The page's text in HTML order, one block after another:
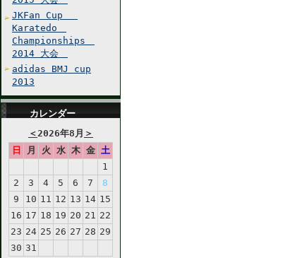
JKFan Cup
Karatedo
Championships
2014 大会
adidas BMJ cup
2013
カレンダー
＜ 2026年8月 ＞
日
月 火 水 木 金
土
1
2
3 4 5 6 7
8
9
10 11 12 13 14 15
16 17 18 19 20 21 22
23 24 25 26 27 28 29
30 31